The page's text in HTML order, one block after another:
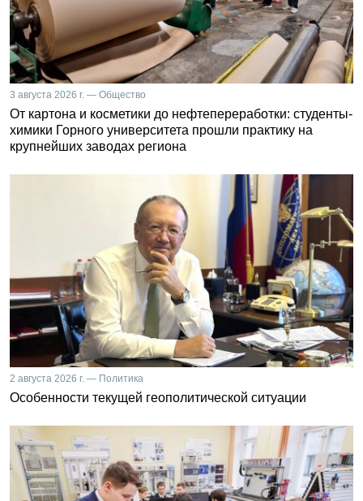
3 августа 2026 г. — Общество
От картона и косметики до нефтепереработки: студенты-
химики Горного университета прошли практику на
крупнейших заводах региона
2 августа 2026 г. — Политика
Особенности текущей геополитической ситуации